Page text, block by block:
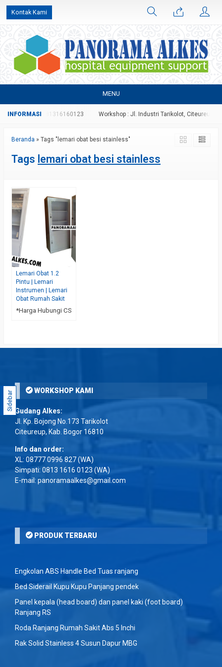
Kontak Kami
MENU
atau 081316160123 Workshop : Jl. Industri Tarikolot, Citeureup,
Beranda » Tags "lemari obat besi stainless"
Tags lemari obat besi stainless
Lemari Obat 1.2
Pintu | Lemari
Instrumen | Lemari
Obat Rumah Sakit
*Harga Hubungi CS
Sidebar WORKSHOP KAMI
Gudang Alkes:
Jl. Kp. Bojong No.173 Tarikolot
Citeureup, Kab. Bogor 16810
Info dan order:
XL: 08777 0996 827(WA)
Simpati: 0813 1616 0123 (WA)
E-mail: panoramaalkes@gmail.com
PRODUK TERBARU
Engkolan ABS Handle Bed Tuas ranjang
Bed Siderail Kupu Kupu Panjang pendek
Panel kepala (head board) dan panel kaki (foot board)
Ranjang RS
Roda Ranjang Rumah Sakit Abs 5 Inchi
Rak Solid Stainless 4 Susun Dapur MBG